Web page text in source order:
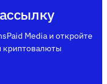
Media и откройте
криптовалюты